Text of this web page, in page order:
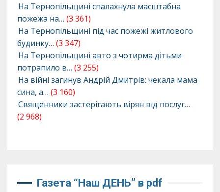
На Тернопільщині спалахнула масштабна
пожежа на… (3 361)
На Тернопільщині під час пожежі житлового
будинку… (3 347)
На Тернопільщині авто з чотирма дітьми
потрапило в… (3 255)
На війні загинув Андрій Дмитрів: чекала мама
сина, а… (3 160)
Священники застерігають вірян від послуг…
(2 968)
Газета “Наш ДЕНЬ” в pdf